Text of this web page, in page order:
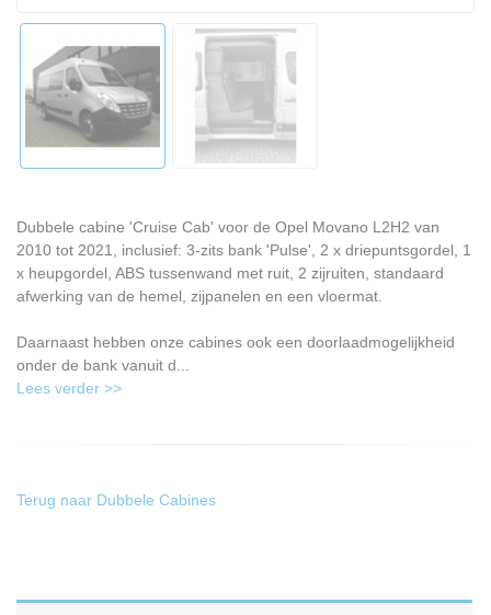
Dubbele cabine 'Cruise Cab' voor de Opel Movano L2H2 van
2010 tot 2021, inclusief: 3-zits bank 'Pulse', 2 x driepuntsgordel, 1
x heupgordel, ABS tussenwand met ruit, 2 zijruiten, standaard
afwerking van de hemel, zijpanelen en een vloermat.
Daarnaast hebben onze cabines ook een doorlaadmogelijkheid
onder de bank vanuit d...
Lees verder >>
Terug naar Dubbele Cabines